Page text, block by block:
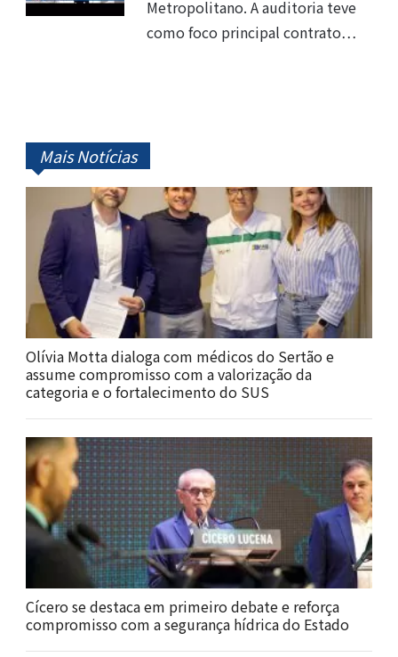
Metropolitano. A auditoria teve
como foco principal contrato…
Mais Notícias
Olívia Motta dialoga com médicos do Sertão e
assume compromisso com a valorização da
categoria e o fortalecimento do SUS
Cícero se destaca em primeiro debate e reforça
compromisso com a segurança hídrica do Estado